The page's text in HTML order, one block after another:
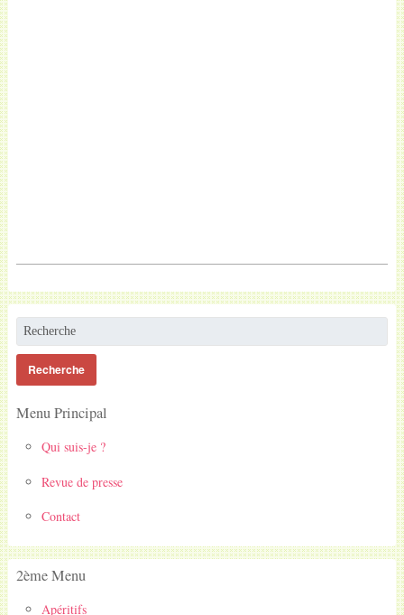
Menu Principal
Qui suis-je ?
Revue de presse
Contact
2ème Menu
Apéritifs